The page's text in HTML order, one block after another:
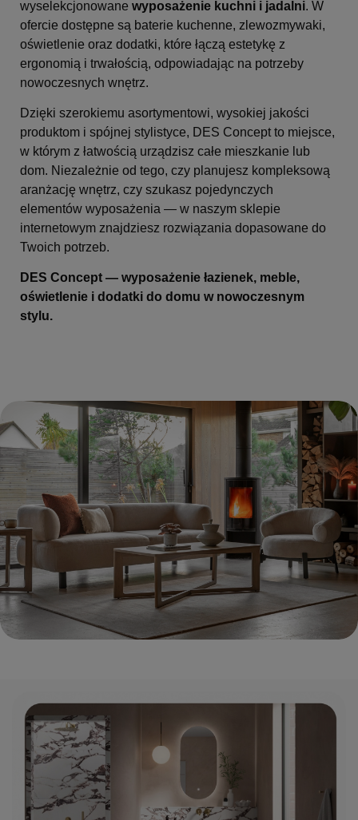
wyselekcjonowane wyposażenie kuchni i jadalni. W
ofercie dostępne są baterie kuchenne, zlewozmywaki,
oświetlenie oraz dodatki, które łączą estetykę z
ergonomią i trwałością, odpowiadając na potrzeby
nowoczesnych wnętrz.
Dzięki szerokiemu asortymentowi, wysokiej jakości
produktom i spójnej stylistyce, DES Concept to miejsce,
w którym z łatwością urządzisz całe mieszkanie lub
dom. Niezależnie od tego, czy planujesz kompleksową
aranżację wnętrz, czy szukasz pojedynczych
elementów wyposażenia — w naszym sklepie
internetowym znajdziesz rozwiązania dopasowane do
Twoich potrzeb.
DES Concept — wyposażenie łazienek, meble,
oświetlenie i dodatki do domu w nowoczesnym
stylu.